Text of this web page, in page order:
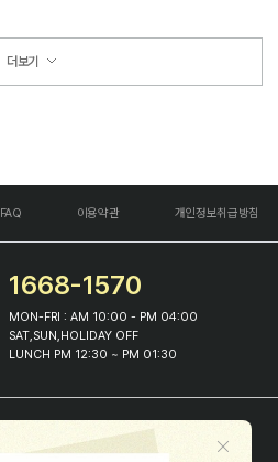
더보기
FAQ 이용약관 개인정보취급방침
1668-1570
MON-FRI : AM 10:00 - PM 04:00
SAT,SUN,HOLIDAY OFF
LUNCH PM 12:30 ~ PM 01:30